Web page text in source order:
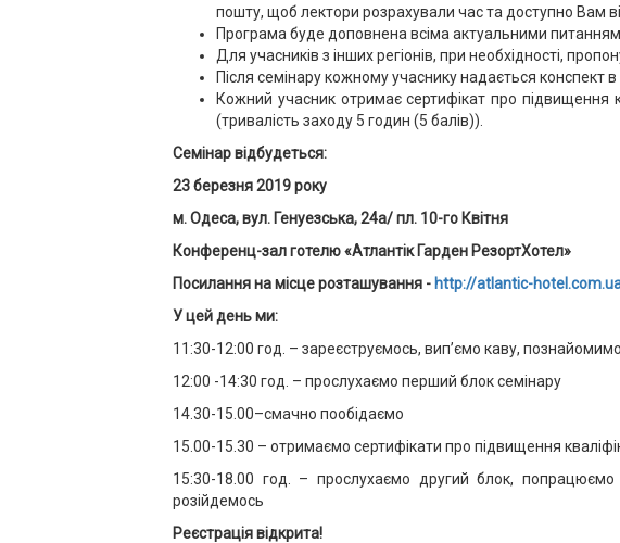
пошту, щоб лектори розрахували час та доступно Вам
Програма буде доповнена всіма актуальними
Для учасників з інших регіонів, при необхідності,
Після семінару кожному учаснику надається конспект
Кожний учасник отримає сертифікат про підвищення
(тривалість заходу 5 годин (5 балів)).
Семінар відбудеться:
23 березня 2019 року
м. Одеса,вул. Генуезська, 24a/ пл. 10-го Квітня
Конференц-зал готелю «Атлантік Гарден РезортХотел»
Посилання на місце розташування - http://atlantic-
У цей день ми:
11:30-12:00 год. – зареєструємось, вип’ємо каву,
12:00 -14:30 год. – прослухаємо перший блок семінару
14.30-15.00–смачно пообідаємо
15.00-15.30 – отримаємо сертифікати про підвищення
15:30-18.00 год. – прослухаємо другий блок, попрацюємо
розійдемось
Реєстрація відкрита!